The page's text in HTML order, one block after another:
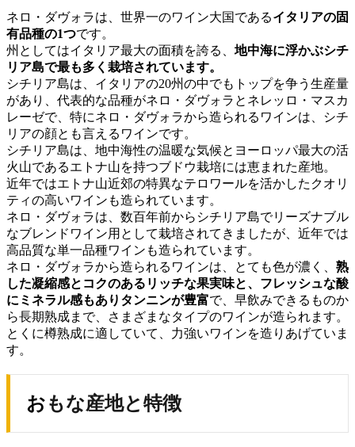
ネロ・ダヴォラは、世界一のワイン大国であるイタリアの固
有品種の1つです。
州としてはイタリア最大の面積を誇る、 地中海に浮かぶシチ
リア島で最も多く栽培されています。
シチリア島は、イタリアの20州の中でもトップを争う生産量
があり、代表的な品種がネロ・ダヴォラとネレッロ・マスカ
レーゼで、特にネロ・ダヴォラから造られるワインは、シチ
リアの顔とも言えるワインです。
シチリア島は、地中海性の温暖な気候とヨーロッパ最大の活
火山であるエトナ山を持つブドウ栽培には恵まれた産地。
近年ではエトナ山近郊の特異なテロワールを活かしたクオリ
ティの高いワインも造られています。
ネロ・ダヴォラは、数百年前からシチリア島でリーズナブル
なブレンドワイン用として栽培されてきましたが、近年では
高品質な単一品種ワインも造られています。
ネロ・ダヴォラから造られるワインは、とても色が濃く、 熟
した凝縮感とコクのあるリッチな果実味と、 フレッシュな酸
にミネラル感もありタンニンが豊富で、早飲みできるものか
ら長期熟成まで、さまざまなタイプのワインが造られます。
とくに樽熟成に適していて、力強いワインを造りあげていま
す。
おもな産地と特徴